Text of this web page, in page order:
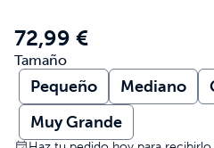
72,99 €
Tamaño
Pequeño Mediano
Muy Grande